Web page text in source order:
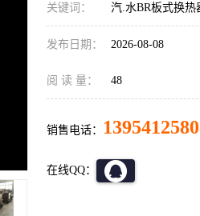
关键词： 汽.水BR板式换热
发布日期： 2026-08-08
阅 读 量： 48
销售电话：
在线QQ：